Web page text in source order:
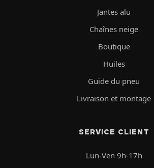
Jantes alu
Chaînes neige
Boutique
Huiles
Guide du pneu
Livraison et montage
SERVICE CLIENT
Lun-Ven 9h-17h